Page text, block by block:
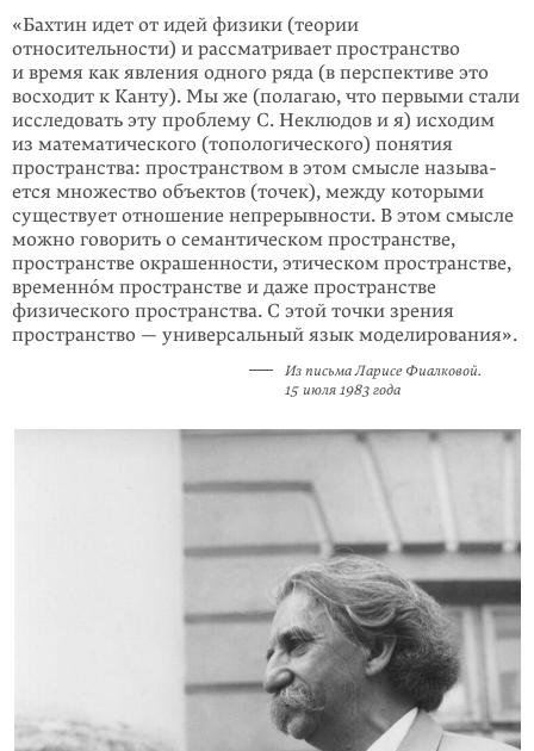
«Бахтин идет от идей физики (теории
относительности) и рассма­тривает пространство
и время как явления одного ряда (в перспективе это
восходит к Канту). Мы же (полагаю, что первыми стали
исследовать эту проблему С. Неклюдов и я) исходим
из математического (топологи­ческого) понятия
пространства: пространством в этом смысле назы­ва­
ется множество объектов (точек), между которыми
существует отно­шение непрерывности. В этом смысле
можно говорить о семантическом пространстве,
пространстве окрашенности, этическом пространстве,
временнóм пространстве и даже пространстве
физического простран­ства. С этой точки зрения
пространство — универсальный язык моделирования».
Из письма Ларисе Фиалковой.
15 июля 1983 года